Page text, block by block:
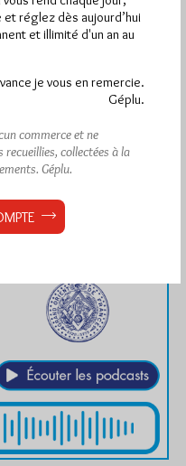
réglez dès aujourd’hui
et illimité d'un an au
je vous en remercie.
Géplu.
commerce et ne
collectées à la
Géplu.